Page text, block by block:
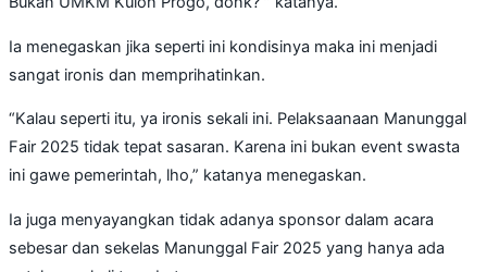
Ia menegaskan jika seperti ini kondisinya maka ini menjadi
sangat ironis dan memprihatinkan.
“Kalau seperti itu, ya ironis sekali ini. Pelaksaanaan Manunggal
Fair 2025 tidak tepat sasaran. Karena ini bukan event swasta
ini gawe pemerintah, lho,” katanya menegaskan.
Ia juga menyayangkan tidak adanya sponsor dalam acara
sebesar dan sekelas Manunggal Fair 2025 yang hanya ada